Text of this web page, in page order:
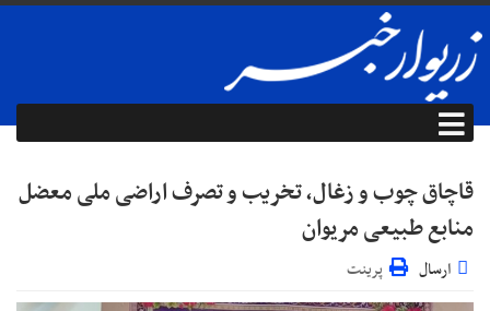
قاچاق چوب و زغال، تخریب و تصرف اراضی ملی معضل
منابع طبیعی مریوان
ارسال پرینت